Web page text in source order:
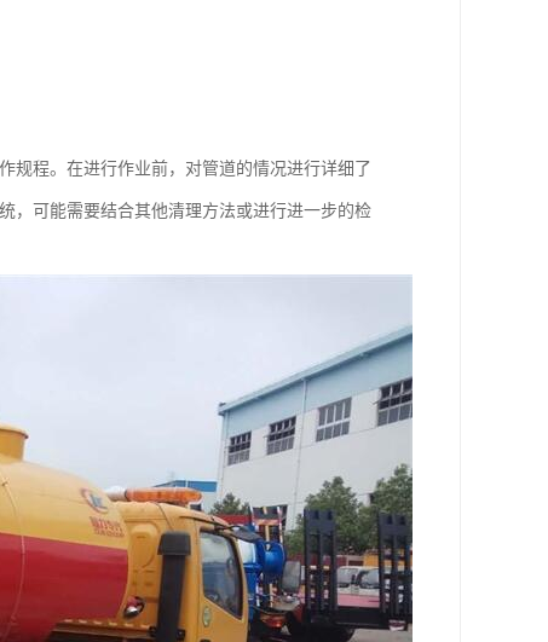
规程。在进行作业前，对管道的情况进行详细了
，可能需要结合其他清理方法或进行进一步的检